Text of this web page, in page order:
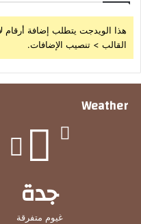
هذا الويدجت يتطلب إضافة أرقام
القالب > تنصيب الإضافات.
Weather
جدة
غيوم متفرقة